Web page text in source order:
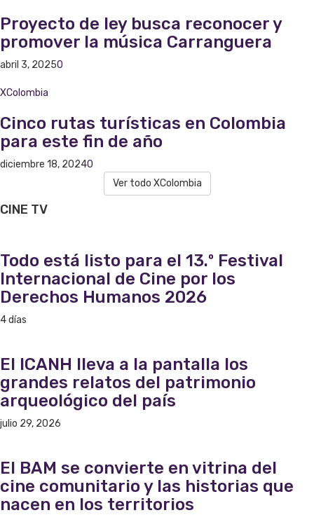
Proyecto de ley busca reconocer y
promover la música Carranguera
abril 3, 20250
XColombia
Cinco rutas turísticas en Colombia
para este fin de año
diciembre 18, 20240
Ver todo XColombia
CINE TV
Todo está listo para el 13.º Festival
Internacional de Cine por los
Derechos Humanos 2026
4 días
El ICANH lleva a la pantalla los
grandes relatos del patrimonio
arqueológico del país
julio 29, 2026
El BAM se convierte en vitrina del
cine comunitario y las historias que
nacen en los territorios